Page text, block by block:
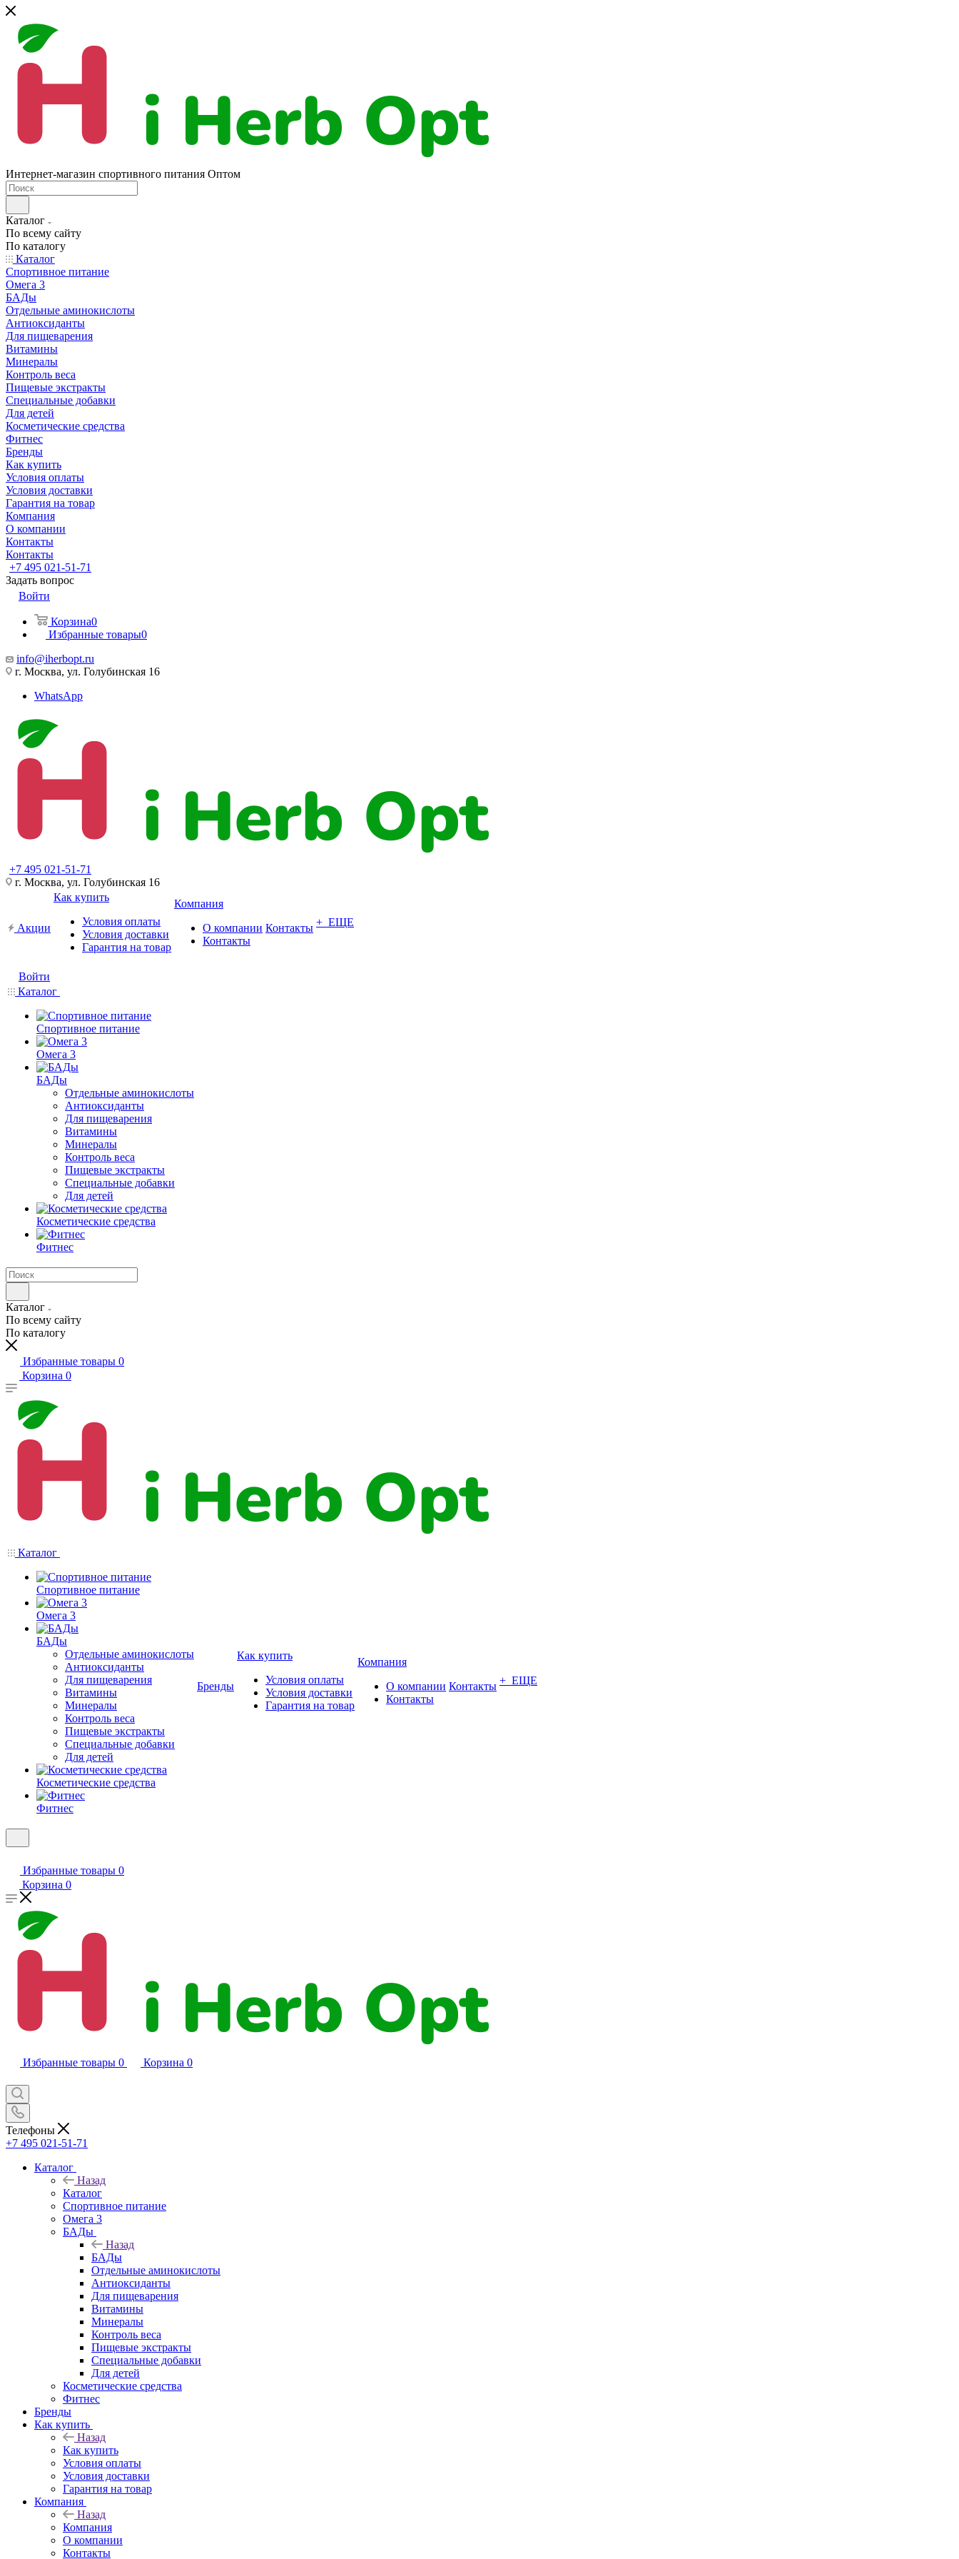
Интернет-магазин спортивного питания Оптом
Каталог
По всему сайту
По каталогу
Каталог
Спортивное питание
Омега 3
БАДы
Отдельные аминокислоты
Антиоксиданты
Для пищеварения
Витамины
Минералы
Контроль веса
Пищевые экстракты
Специальные добавки
Для детей
Косметические средства
Фитнес
Бренды
Как купить
Условия оплаты
Условия доставки
Гарантия на товар
Компания
О компании
Контакты
Контакты
+7 495 021-51-71
Задать вопрос
Войти
Корзина0
Избранные товары0
info@iherbopt.ru
г. Москва, ул. Голубинская 16
WhatsApp
+7 495 021-51-71
г. Москва, ул. Голубинская 16
Акции
Как купить
Условия оплаты
Условия доставки
Гарантия на товар
Компания
О компании
Контакты
Контакты + ЕЩЕ
Войти
Каталог
Спортивное питание
Омега 3
БАДы
Отдельные аминокислоты
Антиоксиданты
Для пищеварения
Витамины
Минералы
Контроль веса
Пищевые экстракты
Специальные добавки
Для детей
Косметические средства
Фитнес
Каталог
По всему сайту
По каталогу
Избранные товары 0
Корзина 0
Каталог
Спортивное питание
Омега 3
БАДы
Отдельные аминокислоты
Антиоксиданты
Для пищеварения
Витамины
Минералы
Контроль веса
Пищевые экстракты
Специальные добавки
Для детей
Косметические средства
Фитнес
Бренды
Как купить
Условия оплаты
Условия доставки
Гарантия на товар
Компания
О компании
Контакты
Контакты + ЕЩЕ
Избранные товары 0
Корзина 0
Избранные товары 0 Корзина 0
Телефоны
+7 495 021-51-71
Каталог
Назад
Каталог
Спортивное питание
Омега 3
БАДы
Назад
БАДы
Отдельные аминокислоты
Антиоксиданты
Для пищеварения
Витамины
Минералы
Контроль веса
Пищевые экстракты
Специальные добавки
Для детей
Косметические средства
Фитнес
Бренды
Как купить
Назад
Как купить
Условия оплаты
Условия доставки
Гарантия на товар
Компания
Назад
Компания
О компании
Контакты